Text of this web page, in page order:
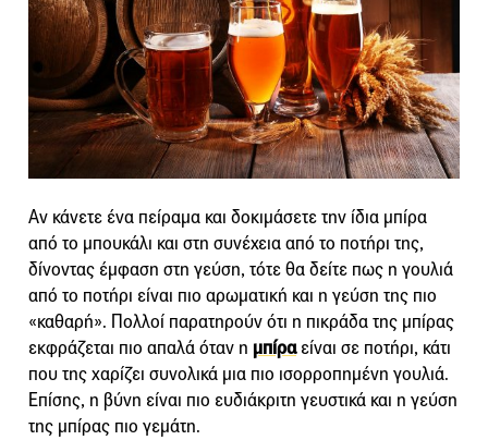
Αν κάνετε ένα πείραμα και δοκιμάσετε την ίδια μπίρα
από το μπουκάλι και στη συνέχεια από το ποτήρι της,
δίνοντας έμφαση στη γεύση, τότε θα δείτε πως η γουλιά
από το ποτήρι είναι πιο αρωματική και η γεύση της πιο
«καθαρή». Πολλοί παρατηρούν ότι η πικράδα της μπίρας
εκφράζεται πιο απαλά όταν η μπίραείναι σε ποτήρι, κάτι
που της χαρίζει συνολικά μια πιο ισορροπημένη γουλιά.
Επίσης, η βύνη είναι πιο ευδιάκριτη γευστικά και η γεύση
της μπίρας πιο γεμάτη.